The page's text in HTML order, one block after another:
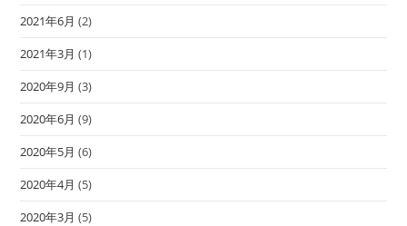
2021年6月 (2)
2021年3月 (1)
2020年9月 (3)
2020年6月 (9)
2020年5月 (6)
2020年4月 (5)
2020年3月 (5)